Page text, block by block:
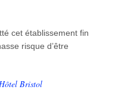
cet établissement fin
risque d’être
Bristol